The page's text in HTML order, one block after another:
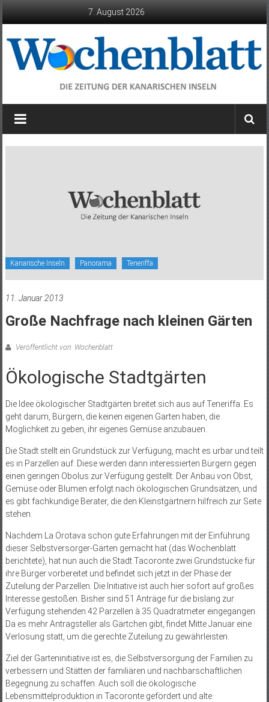
7. August 2026
Wochenblatt
die
Kanarische Inseln Panorama Teneriffa
11. Januar 2013
Große Nachfrage nach kleinen Gärten
Veröffentlicht von: Wochenblatt
Ökologische Stadtgärten
Die Idee ökologischer Stadtgärten breitet sich aus auf Teneriffa. Es
geht darum, Bürgern, die keinen eigenen Garten haben, die
Möglichkeit zu geben, ihr eigenes Gemüse anzubauen.
Die Stadt stellt ein Grundstück zur Verfügung, macht es urbar und teilt
es in Parzellen auf. Diese werden dann interessierten Bürgern gegen
einen geringen Obolus zur Verfügung gestellt. Der Anbau von Obst,
Gemüse oder Blumen erfolgt nach ökologischen Grundsätzen, und
es gibt fachkundige Berater, die den Kleinstgärtnern hilfreich zur Seite
stehen.
Nachdem La Orotava schon gute Erfahrungen mit der Einführung
dieser Selbstversorger-Gärten gemacht hat (das Wochenblatt
berichtete), hat nun auch die Stadt Tacoronte zwei Grundstücke für
ihre Bürger vorbereitet und befindet sich jetzt in der Phase der
Zuteilung der Parzellen. Die Initiative ist auch hier sofort auf großes
Interesse gestoßen. Bisher sind 51 Anträge für die bislang zur
Verfügung stehenden 42 Parzellen à 35 Quadratmeter eingegangen.
Da es mehr Antragsteller als Gärtchen gibt, findet Mitte Januar eine
Verlosung statt, um die gerechte Zuteilung zu gewährleisten.
Ziel der Garteninitiative ist es, die Selbstversorgung der Familien zu
verbessern und Stätten der familiären und nachbarschaftlichen
Begegnung zu schaffen. Auch soll die ökologische
Lebensmittelproduktion in Tacoronte gefördert und alte